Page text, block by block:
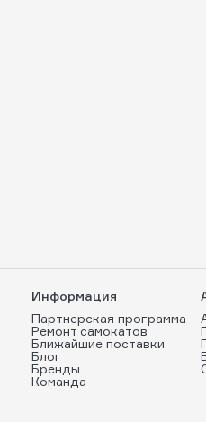
Информация
Партнерская программа
Ремонт самокатов
Ближайшие поставки
Блог
Бренды
Команда